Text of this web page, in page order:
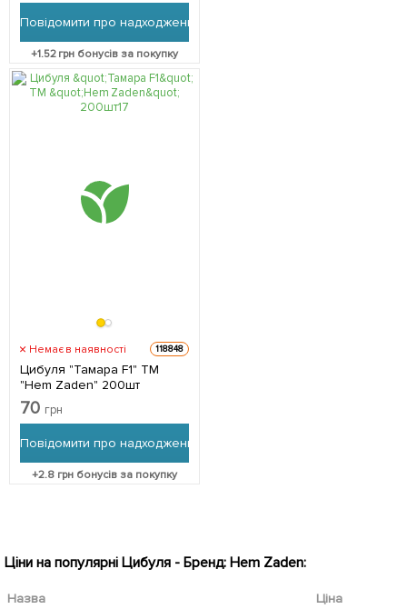
Повідомити про надходження
+1.52грн бонусів за покупку
Немає в наявності 118848
Цибуля "Тамара F1" ТМ
"Hem Zaden" 200шт
70 грн
Повідомити про надходження
+2.8 грн бонусів за покупку
Ціни на популярні Цибуля - Бренд: Hem Zaden:
Назва Ціна